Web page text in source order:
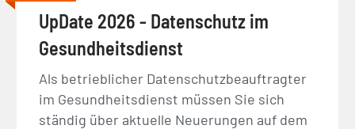
UpDate 2026 - Datenschutz im
Gesundheitsdienst
Als betrieblicher Datenschutzbeauftragter
im Gesundheitsdienst müssen Sie sich
ständig über aktuelle Neuerungen auf dem